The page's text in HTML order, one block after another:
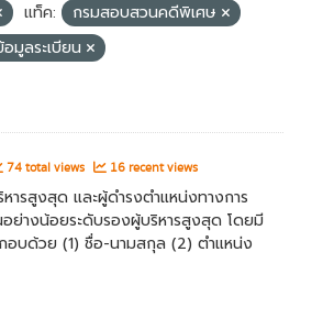
แท็ค:
กรมสอบสวนคดีพิเศษ
อมูลระเบียน
74 total views 16 recent views
รสูงสุด และผู้ดำรงตำแหน่งทางการ
ย่างน้อยระดับรองผู้บริหารสูงสุด โดยมี
อบด้วย (1) ชื่อ-นามสกุล (2) ตำแหน่ง